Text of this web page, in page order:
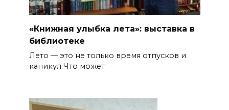
«Книжная улыбка лета»: выставка в
библиотеке
Лето — это не только время отпусков и
каникул Что может